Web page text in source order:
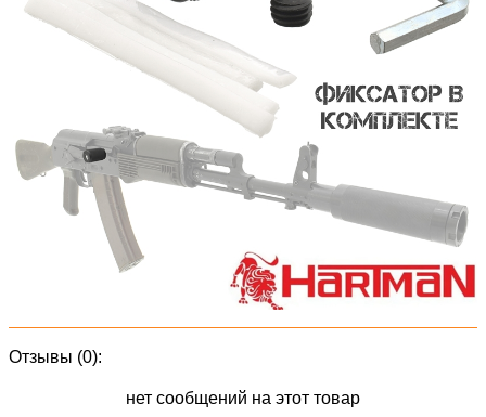
Отзывы (0):
нет сообщений на этот товар